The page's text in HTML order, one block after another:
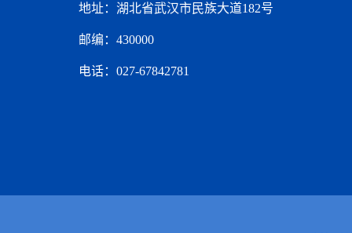
地址：湖北省武汉市民族大道182号
邮编：430000
电话：027-67842781